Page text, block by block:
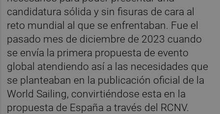
candidatura sólida y sin fisuras de cara al
reto mundial al que se enfrentaban. Fue el
pasado mes de diciembre de 2023 cuando
se envía la primera propuesta de evento
global atendiendo así a las necesidades que
se planteaban en la publicación oficial de la
World Sailing, convirtiéndose esta en la
propuesta de España a través del RCNV.